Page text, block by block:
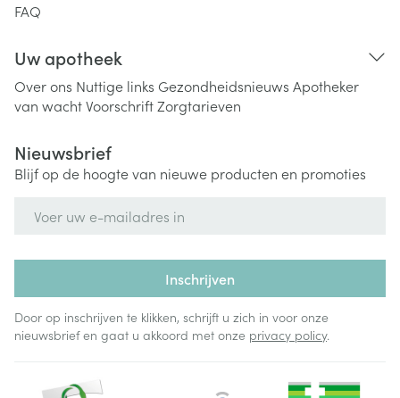
FAQ
Uw apotheek
Over ons Nuttige links Gezondheidsnieuws Apotheker
van wachtVoorschriftZorgtarieven
Nieuwsbrief
Blijf op de hoogte van nieuwe producten en promoties
Inschrijven
Door op inschrijven te klikken, schrijft u zich in voor onze
nieuwsbrief en gaat u akkoord met onze privacy policy.